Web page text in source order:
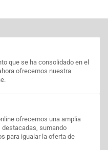
que se ha consolidado en el
ofrecemos nuestra
ofrecemos una amplia
destacadas, sumando
para igualar la oferta de